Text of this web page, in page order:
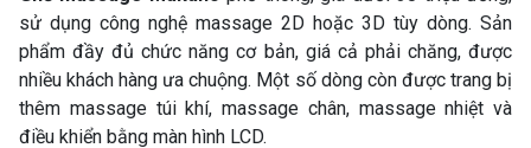
sử dụng công nghệ massage 2D hoặc 3D tùy dòng. Sản
phẩm đầy đủ chức năng cơ bản, giá cả phải chăng, được
nhiều khách hàng ưa chuộng. Một số dòng còn được trang bị
thêm massage túi khí, massage chân, massage nhiệt và
điều khiển bằng màn hình LCD.